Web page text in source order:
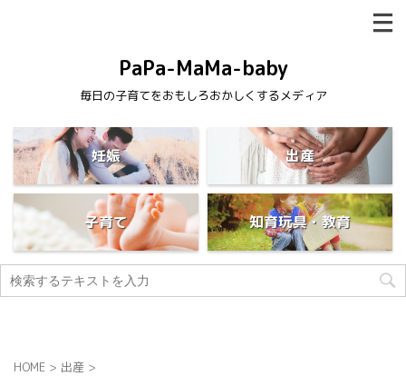
PaPa-MaMa-baby
毎日の子育てをおもしろおかしくするメディア
妊娠 出産
子育て 知育玩具・教育
HOME > 出産 >